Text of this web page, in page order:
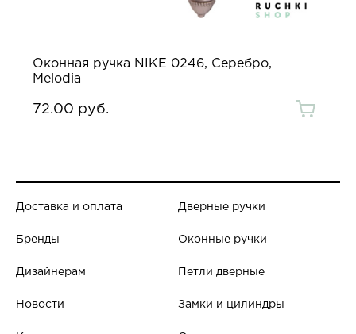
Оконная ручка NIKE 0246, Серебро,
Melodia
72.00 руб.
Доставка и оплата
Бренды
Дизайнерам
Новости
Дверные ручки
Оконные ручки
Петли дверные
Замки и цилиндры